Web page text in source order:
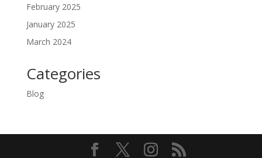
February 2025
January 2025
March 2024
Categories
Blog